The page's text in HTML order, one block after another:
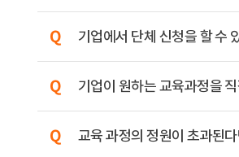
기업에서 단체 신청을 할 수
기업이 원하는 교육과정을
교육 과정의 정원이 초과된